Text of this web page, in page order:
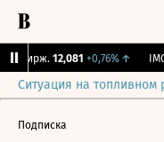
Бирж. 12,081 +0,76%↑
Ситуация на топливном
Подписка